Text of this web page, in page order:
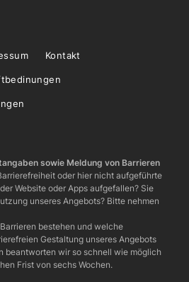
Kontakt
sowie Meldung von Barrieren
oder hier nicht aufgeführte
Website oder Apps aufgefallen? Sie
unseres Angebots? Bitte nehmen
bestehen und welche
Gestaltung unseres Angebots
beantworten wir so schnell wie möglich
Frist von sechs Wochen.